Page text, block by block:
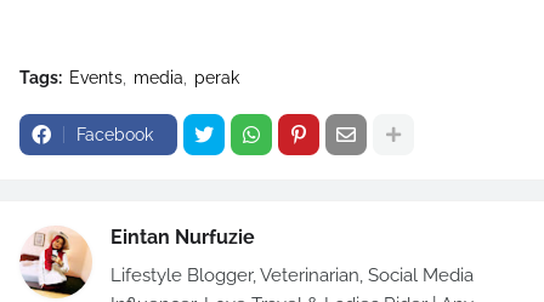
Tags: Events media perak
Facebook
Eintan Nurfuzie
Lifestyle Blogger, Veterinarian, Social Media